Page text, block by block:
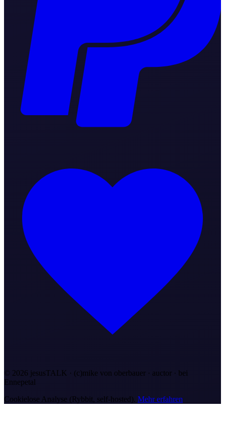
© 2026 jesusTALK · (c)mike von oberbauer · auctor · bei
Ennepetal
Cookielose Analyse (Rybbit, self-hosted). Mehr erfahren